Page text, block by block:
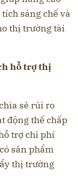
sáng chế và
thị trường tài
hỗ trợ thị
sẻ rủi ro
động thế chấp
trợ chi phí
sản phẩm
thị trường